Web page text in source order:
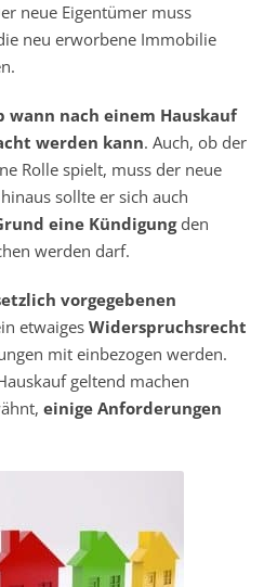
neue Eigentümer muss
neu erworbene Immobilie
wann nach einem Hauskauf
werden kann. Auch, ob der
Rolle spielt, muss der neue
sollte er sich auch
eine Kündigungden
werden darf.
vorgegebenen
etwaiges Widerspruchsrecht
mit einbezogen werden.
geltend machen
einige Anforderungen